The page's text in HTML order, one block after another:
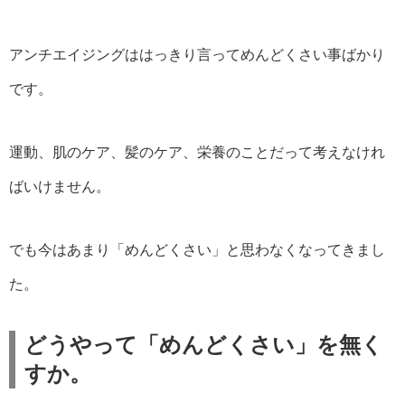
アンチエイジングははっきり言ってめんどくさい事ばかり
です。
運動、肌のケア、髪のケア、栄養のことだって考えなけれ
ばいけません。
でも今はあまり「めんどくさい」と思わなくなってきまし
た。
どうやって「めんどくさい」を無く
すか。